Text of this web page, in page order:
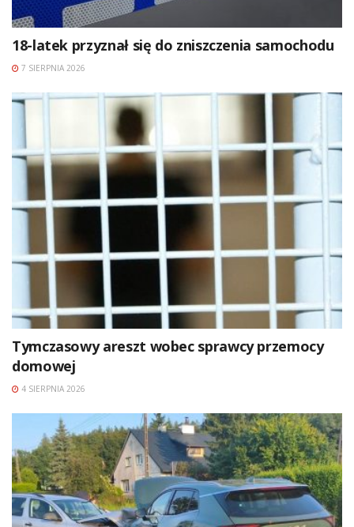
18-latek przyznał się do zniszczenia samochodu
7 SIERPNIA 2026
Tymczasowy areszt wobec sprawcy przemocy
domowej
4 SIERPNIA 2026